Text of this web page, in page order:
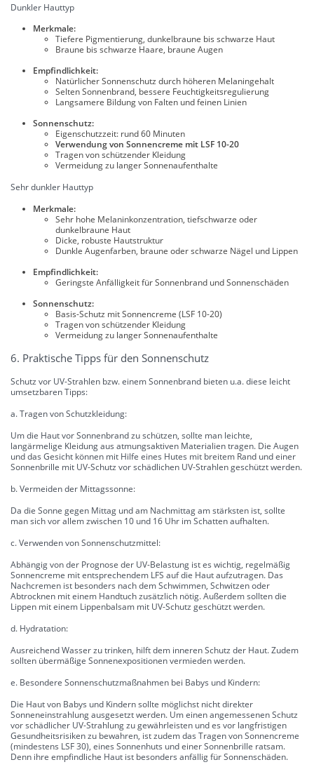
Dunkler Hauttyp
Merkmale:
Tiefere Pigmentierung, dunkelbraune bis schwarze Haut
Braune bis schwarze Haare, braune Augen
Empfindlichkeit:
Natürlicher Sonnenschutz durch höheren Melaningehalt
Selten Sonnenbrand, bessere Feuchtigkeitsregulierung
Langsamere Bildung von Falten und feinen Linien
Sonnenschutz:
Eigenschutzzeit: rund 60 Minuten
Verwendung von Sonnencreme mit LSF 10-20
Tragen von schützender Kleidung
Vermeidung zu langer Sonnenaufenthalte
Sehr dunkler Hauttyp
Merkmale:
Sehr hohe Melaninkonzentration, tiefschwarze oder
dunkelbraune Haut
Dicke, robuste Hautstruktur
Dunkle Augenfarben, braune oder schwarze Nägel und Lippen
Empfindlichkeit:
Geringste Anfälligkeit für Sonnenbrand und Sonnenschäden
Sonnenschutz:
Basis-Schutz mit Sonnencreme (LSF 10-20)
Tragen von schützender Kleidung
Vermeidung zu langer Sonnenaufenthalte
6. Praktische Tipps für den Sonnenschutz
Schutz vor UV-Strahlen bzw. einem Sonnenbrand bieten u.a. diese leicht
umsetzbaren Tipps:
a. Tragen von Schutzkleidung:
Um die Haut vor Sonnenbrand zu schützen, sollte man leichte,
langärmelige Kleidung aus atmungsaktiven Materialien tragen. Die Augen
und das Gesicht können mit Hilfe eines Hutes mit breitem Rand und einer
Sonnenbrille mit UV-Schutz vor schädlichen UV-Strahlen geschützt werden.
b. Vermeiden der Mittagssonne:
Da die Sonne gegen Mittag und am Nachmittag am stärksten ist, sollte
man sich vor allem zwischen 10 und 16 Uhr im Schatten aufhalten.
c. Verwenden von Sonnenschutzmittel:
Abhängig von der Prognose der UV-Belastung ist es wichtig, regelmäßig
Sonnencreme mit entsprechendem LFS auf die Haut aufzutragen. Das
Nachcremen ist besonders nach dem Schwimmen, Schwitzen oder
Abtrocknen mit einem Handtuch zusätzlich nötig. Außerdem sollten die
Lippen mit einem Lippenbalsam mit UV-Schutz geschützt werden.
d. Hydratation:
Ausreichend Wasser zu trinken, hilft dem inneren Schutz der Haut. Zudem
sollten übermäßige Sonnenexpositionen vermieden werden.
e. Besondere Sonnenschutzmaßnahmen bei Babys und Kindern:
Die Haut von Babys und Kindern sollte möglichst nicht direkter
Sonneneinstrahlung ausgesetzt werden. Um einen angemessenen Schutz
vor schädlicher UV-Strahlung zu gewährleisten und es vor langfristigen
Gesundheitsrisiken zu bewahren, ist zudem das Tragen von Sonnencreme
(mindestens LSF 30), eines Sonnenhuts und einer Sonnenbrille ratsam.
Denn ihre empfindliche Haut ist besonders anfällig für Sonnenschäden.